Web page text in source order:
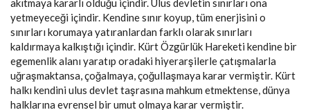
akıtmaya kararlı olduğu içindir. Ulus devletin sınırları ona
yetmeyeceği içindir. Kendine sınır koyup, tüm enerjisini o
sınırları korumaya yatıranlardan farklı olarak sınırları
kaldırmaya kalkıştığı içindir. Kürt Özgürlük Hareketi kendine bir
egemenlik alanı yaratıp oradaki hiyerarşilerle çatışmalarla
uğraşmaktansa, çoğalmaya, çoğullaşmaya karar vermiştir. Kürt
halkı kendini ulus devlet taşrasına mahkum etmektense, dünya
halklarına evrensel bir umut olmaya karar vermiştir.